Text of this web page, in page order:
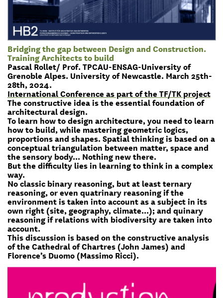
Bridging the gap between Design and Construction.
Training Architects to build
Pascal Rollet/ Prof. TPCAU-ENSAG-University of
Grenoble Alpes. University of Newcastle. March 25th-
28th, 2024.
International Conference as part of the TF/TK project
The constructive idea is the essential foundation of
architectural design.
To learn how to design architecture, you need to learn
how to build, while mastering geometric logics,
proportions and shapes. Spatial thinking is based on a
conceptual triangulation between matter, space and
the sensory body... Nothing new there.
But the difficulty lies in learning to think in a complex
way.
No classic binary reasoning, but at least ternary
reasoning, or even quatrinary reasoning if the
environment is taken into account as a subject in its
own right (site, geography, climate...); and quinary
reasoning if relations with biodiversity are taken into
account.
This discussion is based on the constructive analysis
of the Cathedral of Chartres (John James) and
Florence’s Duomo (Massimo Ricci).